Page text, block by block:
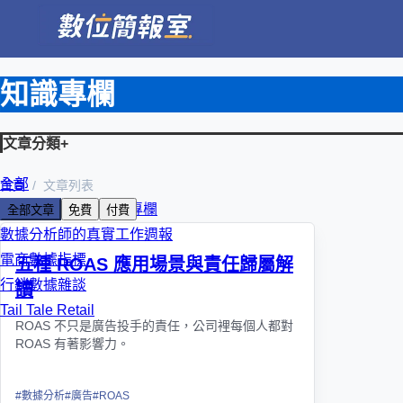
知識專欄
文章分類+
全部
朱克強 KC 數位轉型專欄
數據分析師的真實工作週報
電商數據指標
行銷數據雜談
Tail Tale Retail
首頁 文章列表
全部文章 免費 付費
五種 ROAS 應用場景與責任歸屬解
讀
ROAS 不只是廣告投手的責任，公司裡每個人都對
ROAS 有著影響力。
#數據分析#廣告#ROAS